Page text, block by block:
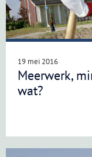
19 mei 2016
Meerwerk,
wat?